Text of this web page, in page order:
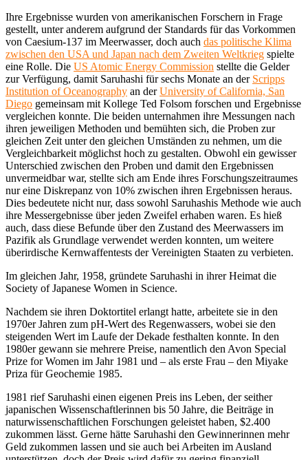
Ihre Ergebnisse wurden von amerikanischen Forschern in Frage
gestellt, unter anderem aufgrund der Standards für das Vorkommen
von Caesium-137 im Meerwasser, doch auch das politische Klima
zwischen den USA und Japan nach dem Zweiten Weltkrieg spielte
eine Rolle. Die US Atomic Energy Commission stellte die Gelder
zur Verfügung, damit Saruhashi für sechs Monate an der Scripps
Institution of Oceanography an derUniversity of California, San
Diego gemeinsam mit Kollege Ted Folsom forschen und Ergebnisse
vergleichen konnte. Die beiden unternahmen ihre Messungen nach
ihren jeweiligen Methoden und bemühten sich, die Proben zur
gleichen Zeit unter den gleichen Umständen zu nehmen, um die
Vergleichbarkeit möglichst hoch zu gestalten. Obwohl ein gewisser
Unterschied zwischen den Proben und damit den Ergebnissen
unvermeidbar war, stellte sich am Ende ihres Forschungszeitraumes
nur eine Diskrepanz von 10% zwischen ihren Ergebnissen heraus.
Dies bedeutete nicht nur, dass sowohl Saruhashis Methode wie auch
ihre Messergebnisse über jeden Zweifel erhaben waren. Es hieß
auch, dass diese Befunde über den Zustand des Meerwassers im
Pazifik als Grundlage verwendet werden konnten, um weitere
überirdische Kernwaffentests der Vereinigten Staaten zu verbieten.
Im gleichen Jahr, 1958, gründete Saruhashi in ihrer Heimat die
Society of Japanese Women in Science.
Nachdem sie ihren Doktortitel erlangt hatte, arbeitete sie in den
1970er Jahren zum pH-Wert des Regenwassers, wobei sie den
steigenden Wert im Laufe der Dekade festhalten konnte. In den
1980er gewann sie mehrere Preise, namentlich den Avon Special
Prize for Women im Jahr 1981 und – als erste Frau – den Miyake
Priza für Geochemie 1985.
1981 rief Saruhashi einen eigenen Preis ins Leben, der seither
japanischen Wissenschaftlerinnen bis 50 Jahre, die Beiträge in
naturwissenschaftlichen Forschungen geleistet haben, $2.400
zukommen lässt. Gerne hätte Saruhashi den Gewinnerinnen mehr
Geld zukommen lassen und sie auch bei Arbeiten im Ausland